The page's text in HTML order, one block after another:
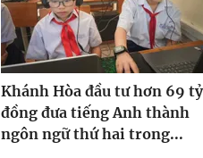
Khánh Hòa đầu tư hơn 69 tỷ
đồng đưa tiếng Anh thành
ngôn ngữ thứ hai trong...